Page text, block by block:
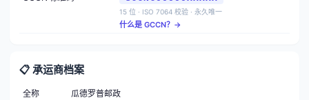
15 位 · ISO 7064 校验 · 永久唯一
什么是 GCCN？→
📋 承运商档案
全称
瓜德罗普邮政